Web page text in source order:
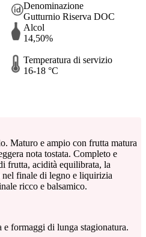
Denominazione
Gutturnio Riserva DOC
Alcol
14,50%
Temperatura di servizio
16-18 °C
Maturo e ampio con frutta matura
nota tostata. Completo e
frutta, acidità equilibrata, la
nel finale di legno e liquirizia
ricco e balsamico.
e formaggi di lunga stagionatura.